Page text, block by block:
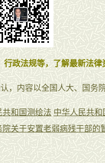
行政法规等，了解最新法律
，内容以全国人大、国务
共和国测绘法 中华人民共和
院关于安置老弱病残干部的